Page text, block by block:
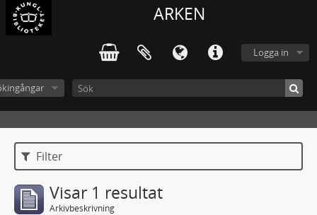
ARKEN
Logga in
Filter
Visar 1 resultat
Arkivbeskrivning